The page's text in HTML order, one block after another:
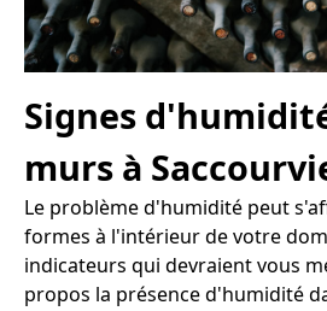
Signes
murs à
Le problème d'humidité peut
formes à l'intérieur de votre
indicateurs qui devraient vous
propos la présence d'humidité